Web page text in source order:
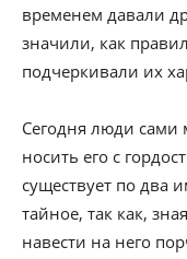
временем давали
значили, как
подчеркивали их
Сегодня люди сами
носить его с
существует по два
тайное, так как,
навести на него